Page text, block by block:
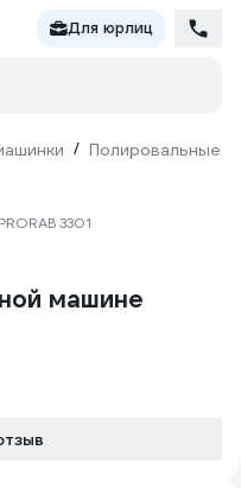
Для юрлиц
/ Полировальные
3301
машине